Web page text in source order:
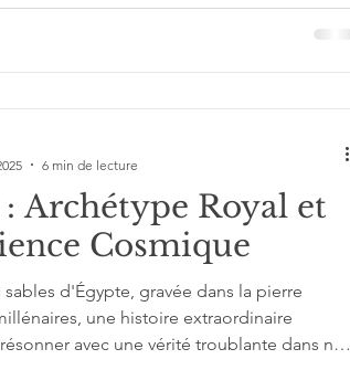
sérieusement. Parmi les Grands
Archétype Royal et
Cosmique
d'Égypte, gravée dans la pierre
une histoire extraordinaire
avec une vérité troublante dans nos
6 min de lecture